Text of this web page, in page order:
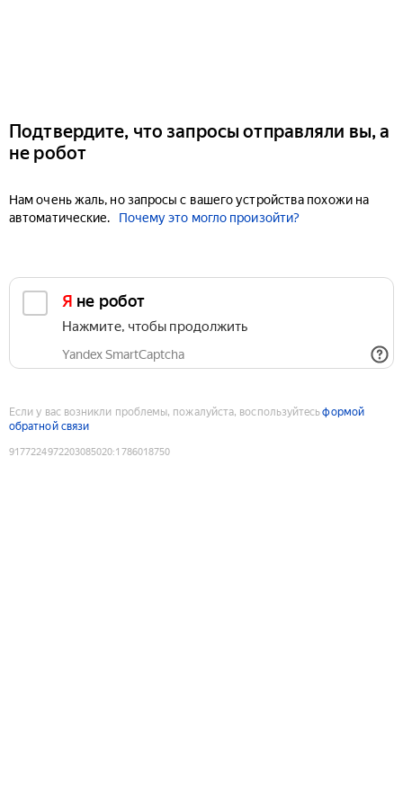
Подтвердите, что запросы отправляли вы, а
не робот
Нам очень жаль, но запросы с вашего устройства похожи на
автоматические.
Почему это могло произойти?
Я не робот
Нажмите, чтобы продолжить
Yandex SmartCaptcha
Если у вас возникли проблемы, пожалуйста, воспользуйтесьформой
обратной связи
9177224972203085020:1786018750